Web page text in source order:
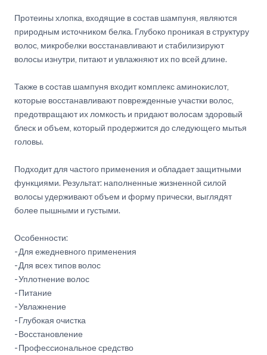
Протеины хлопка, входящие в состав шампуня, являются
природным источником белка. Глубоко проникая в структуру
волос, микробелки восстанавливают и стабилизируют
волосы изнутри, питают и увлажняют их по всей длине.
Также в состав шампуня входит комплекс аминокислот,
которые восстанавливают поврежденные участки волос,
предотвращают их ломкость и придают волосам здоровый
блеск и объем, который продержится до следующего мытья
головы.
Подходит для частого применения и обладает защитными
функциями. Результат: наполненные жизненной силой
волосы удерживают объем и форму прически, выглядят
более пышными и густыми.
Особенности:
- Для ежедневного применения
- Для всех типов волос
- Уплотнение волос
- Питание
- Увлажнение
- Глубокая очистка
- Восстановление
- Профессиональное средство